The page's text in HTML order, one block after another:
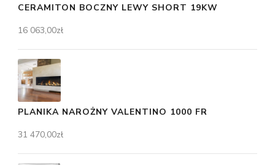
CERAMITON BOCZNY LEWY SHORT 19KW
16 063,00zł
PLANIKA NAROŻNY VALENTINO 1000 FR
31 470,00zł